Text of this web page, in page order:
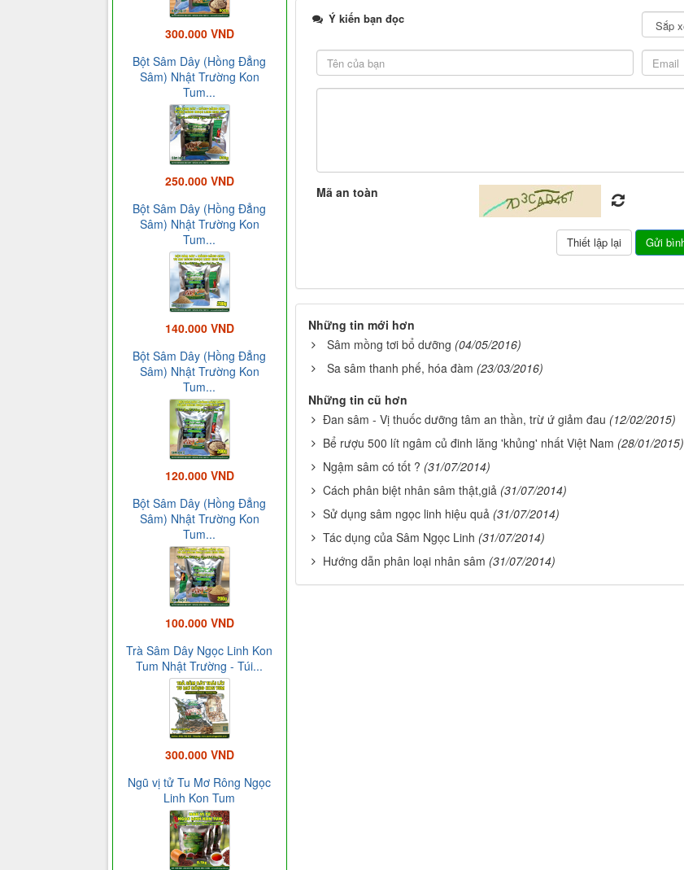
Ý kiến bạn đọc
Mã an toàn
Những tin mới hơn
Sâm mồng tơi bổ dưỡng (04/05/2016)
Sa sâm thanh phế, hóa đàm (23/03/2016)
Những tin cũ hơn
Đan sâm - Vị thuốc dưỡng tâm an thần, trừ ứ giảm đau (12/02/2015)
Bể rượu 500 lít ngâm củ đinh lăng 'khủng' nhất Việt Nam (28/01/2015)
Ngậm sâm có tốt ? (31/07/2014)
Cách phân biệt nhân sâm thật,giả (31/07/2014)
Sử dụng sâm ngọc linh hiệu quả (31/07/2014)
Tác dụng của Sâm Ngọc Linh (31/07/2014)
Hướng dẫn phân loại nhân sâm (31/07/2014)
300.000 VND
Bột Sâm Dây (Hồng Đẳng
Sâm) Nhật Trường Kon
Tum...
250.000 VND
Bột Sâm Dây (Hồng Đẳng
Sâm) Nhật Trường Kon
Tum...
140.000 VND
Bột Sâm Dây (Hồng Đẳng
Sâm) Nhật Trường Kon
Tum...
120.000 VND
Bột Sâm Dây (Hồng Đẳng
Sâm) Nhật Trường Kon
Tum...
100.000 VND
Trà Sâm Dây Ngọc Linh Kon
Tum Nhật Trường - Túi...
300.000 VND
Ngũ vị tử Tu Mơ Rông Ngọc
Linh Kon Tum